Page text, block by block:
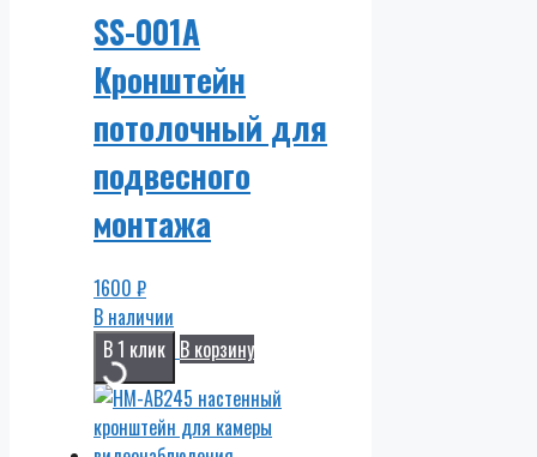
SS-001A
Кронштейн
потолочный для
подвесного
монтажа
1600 ₽
В наличии
В 1 клик В корзину